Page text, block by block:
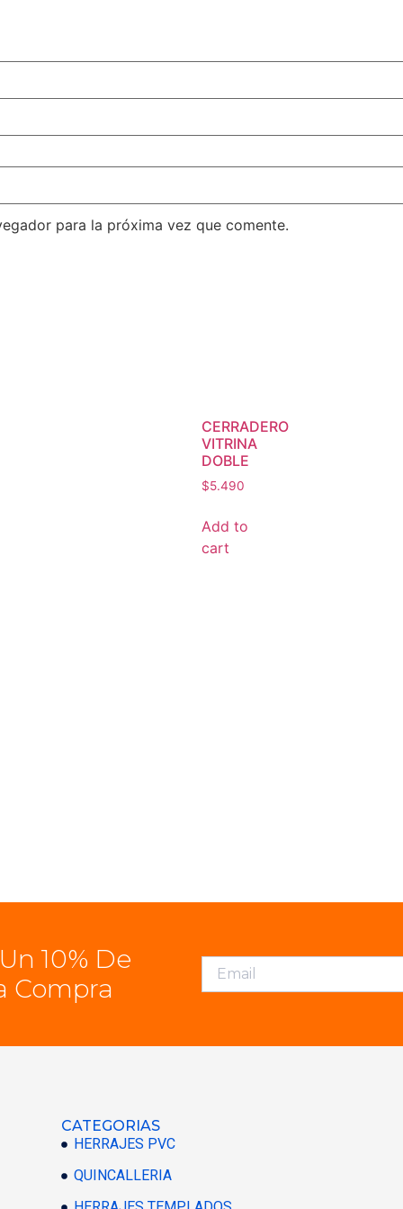
para la próxima vez que comente.
CERRADERO
VITRINA
DOBLE
$5.490
Add to
cart
10% De
Compra
CATEGORIAS
HERRAJES PVC
QUINCALLERIA